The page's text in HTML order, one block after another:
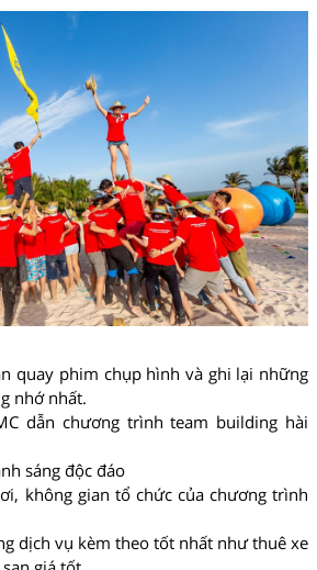
quay phim chụp hình và ghi lại những
nhớ nhất.
dẫn chương trình team building hài
sáng độc đáo
không gian tổ chức của chương trình
dịch vụ kèm theo tốt nhất như thuê xe